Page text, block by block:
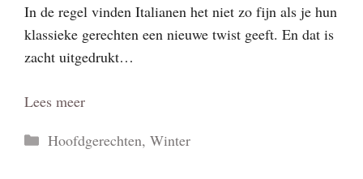
In de regel vinden Italianen het niet zo fijn als je hun
klassieke gerechten een nieuwe twist geeft. En dat is
zacht uitgedrukt…
Lees meer
Categorieën
Hoofdgerechten, Winter